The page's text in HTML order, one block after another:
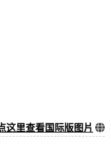
这里查看国际版图片